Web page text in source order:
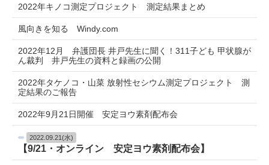
2022年キノコ測定プロジェクト 測定結果まとめ
風向きを知る Windy.com
2022年12月 弁護団長 井戸先生に聞く！311子ども 甲状腺が
ん裁判 井戸先生の資料と録画の公開
2022年タケノコ・山菜 放射性セシウム測定プロジェクト 測
定結果のご報告
2022年9月21日開催 安定ヨウ素剤配布会
2022.09.21(水)
【9/21・オンライン 安定ヨウ素剤配布会】